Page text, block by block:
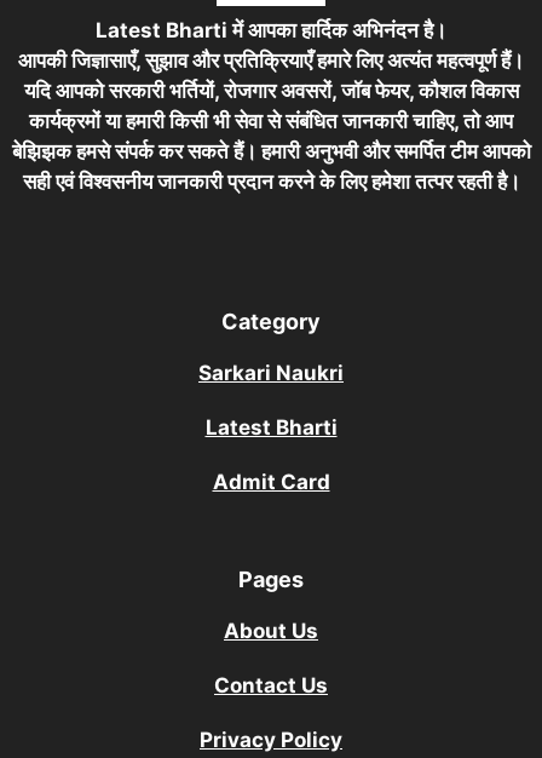
Latest Bharti में आपका हार्दिक अभिनंदन है।
आपकी जिज्ञासाएँ, सुझाव और प्रतिक्रियाएँ हमारे लिए अत्यंत महत्वपूर्ण हैं।
यदि आपको सरकारी भर्तियों, रोजगार अवसरों, जॉब फेयर, कौशल विकास
कार्यक्रमों या हमारी किसी भी सेवा से संबंधित जानकारी चाहिए, तो आप
बेझिझक हमसे संपर्क कर सकते हैं। हमारी अनुभवी और समर्पित टीम आपको
सही एवं विश्वसनीय जानकारी प्रदान करने के लिए हमेशा तत्पर रहती है।
Category
Sarkari Naukri
Latest Bharti
Admit Card
Pages
About Us
Contact Us
Privacy Policy